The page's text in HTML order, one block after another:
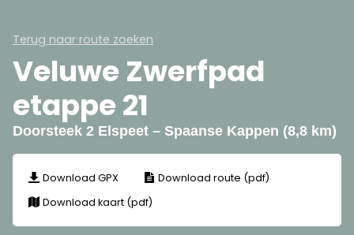
Terug naar route zoeken
Veluwe Zwerfpad
etappe 21
Doorsteek 2 Elspeet – Spaanse Kappen (8,8 km)
Download GPX
Download route (pdf)
Download kaart (pdf)